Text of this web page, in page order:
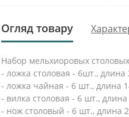
Огляд товару
Набор мельхиоровых
- ложка столовая - 6шт., длина
- ложка чайная - 6 шт., длина
- вилка столовая - 6 шт., длина
- нож столовый - 6 шт., длина